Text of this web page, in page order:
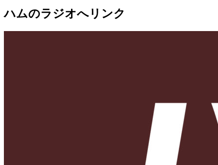
ハムのラジオへリンク